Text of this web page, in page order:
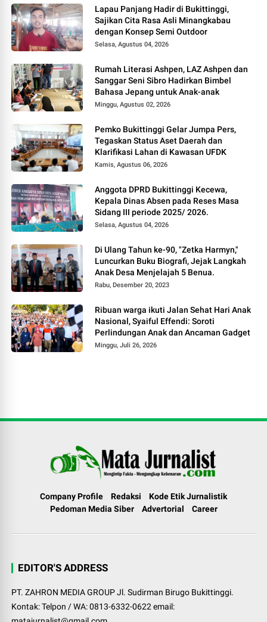
Lapau Panjang Hadir di Bukittinggi,
Sajikan Cita Rasa Asli Minangkabau
dengan Konsep Semi Outdoor
Selasa, Agustus 04, 2026
Rumah Literasi Ashpen, LAZ Ashpen dan
Sanggar Seni Sibro Hadirkan Bimbel
Bahasa Jepang untuk Anak-anak
Minggu, Agustus 02, 2026
Pemko Bukittinggi Gelar Jumpa Pers,
Tegaskan Status Aset Daerah dan
Klarifikasi Lahan di Kawasan UFDK
Kamis, Agustus 06, 2026
Anggota DPRD Bukittinggi Kecewa,
Kepala Dinas Absen pada Reses Masa
Sidang III periode 2025/ 2026.
Selasa, Agustus 04, 2026
Di Ulang Tahun ke-90, "Zetka Harmyn,"
Luncurkan Buku Biografi, Jejak Langkah
Anak Desa Menjelajah 5 Benua.
Rabu, Desember 20, 2023
Ribuan warga ikuti Jalan Sehat Hari Anak
Nasional, Syaiful Effendi: Soroti
Perlindungan Anak dan Ancaman Gadget
Minggu, Juli 26, 2026
Company Profile Redaksi
Kode Etik Jurnalistik
Pedoman Media Siber
Advertorial Career
EDITOR'S ADDRESS
PT. ZAHRON MEDIA GROUP Jl. Sudirman Birugo Bukittinggi.
Kontak: Telpon / WA: 0813-6332-0622 email: